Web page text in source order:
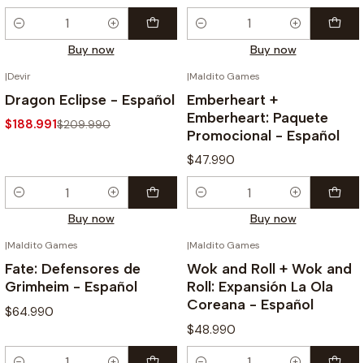
Quantity
Buy now
Quantity
Buy now
-10%
|Devir
Dragon Eclipse - Español
$188.991$209.990
Quantity
Buy now
|Maldito Games
Emberheart +
Emberheart: Paquete
Promocional - Español
$47.990
Quantity
Buy now
|Maldito Games
Fate: Defensores de
Grimheim - Español
$64.990
|Maldito Games
Wok and Roll + Wok and
Roll: Expansión La Ola
Coreana - Español
$48.990